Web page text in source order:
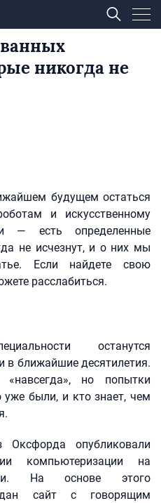
никогда не
будущем остаться
и искусственному
— есть определенные
не исчезнут, и о них мы
Если найдете свою
расслабиться.
останутся
в ближайшие десятилетия.
но попытки
уже были, и кто знает, чем
опубликовали
компьютеризации на
На основе этого
сайт с говорящим